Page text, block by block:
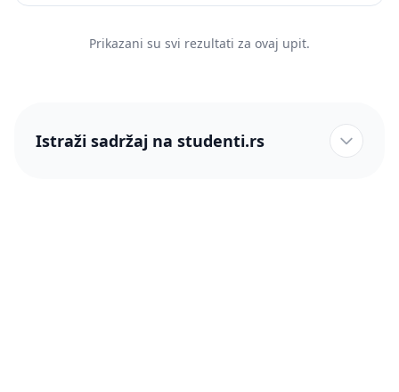
Prikazani su svi rezultati za ovaj upit.
Istraži sadržaj na studenti.rs